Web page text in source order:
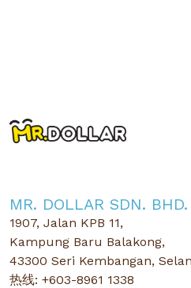
MR. DOLLAR SDN. BHD.
1907, Jalan KPB 11,
Kampung Baru Balakong,
43300 Seri Kembangan,
热线: +603-8961 1338